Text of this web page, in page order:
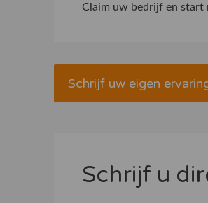
Claim uw bedrijf en start
Schrijf uw eigen
Schrijf u